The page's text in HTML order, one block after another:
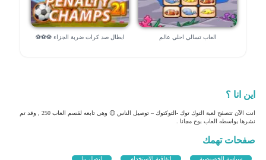
العاب تسالي احلي عالم ابطال صد كرات ضربة الجزاء ⚽⚽⚽
اين انا ؟
انت الآن تتصفح لعبة التوك توك -التوكتوك – توصيل الناس 😉 وهي تابعه لقسم العاب 250 , وقد تم
نشرها بواسطه العاب بوح مجانا .
صفحات تهمك
سياسة الخصوصية اتفاقية الاستخدام اتصل بنا